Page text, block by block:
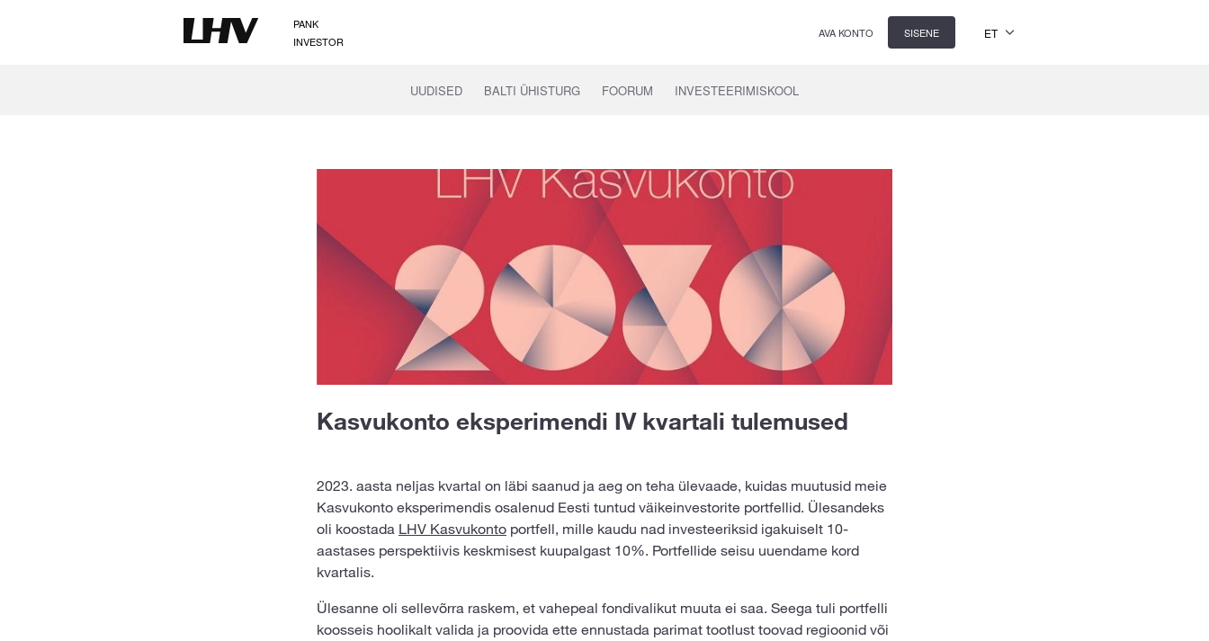
PANK
INVESTOR
AVA KONTO SISENE ET
UUDISED BALTI ÜHISTURG FOORUM INVESTEERIMISKOOL
Kasvukonto eksperimendi IV kvartali tulemused
2023. aasta neljas kvartal on läbi saanud ja aeg on teha ülevaade, kuidas muutusid meie
Kasvukonto eksperimendis osalenud Eesti tuntud väikeinvestorite portfellid. Ülesandeks
oli koostada LHV Kasvukonto portfell, mille kaudu nad investeeriksid igakuiselt 10-
aastases perspektiivis keskmisest kuupalgast 10%. Portfellide seisu uuendame kord
kvartalis.
Ülesanne oli sellevõrra raskem, et vahepeal fondivalikut muuta ei saa. Seega tuli portfelli
koosseis hoolikalt valida ja proovida ette ennustada parimat tootlust toovad regioonid või